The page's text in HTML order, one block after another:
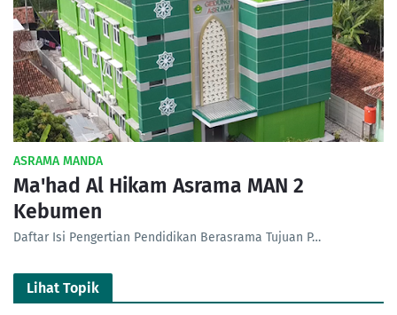
ASRAMA MANDA
Ma'had Al Hikam Asrama MAN 2
Kebumen
Daftar Isi Pengertian Pendidikan Berasrama Tujuan P…
Lihat Topik